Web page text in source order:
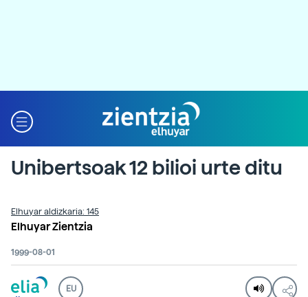
Unibertsoak 12 bilioi urte ditu
Elhuyar aldizkaria: 145
Elhuyar Zientzia
1999-08-01
EU